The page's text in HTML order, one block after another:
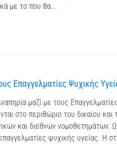
με το που θα...
Επαγγελματίες Ψυχικής
μαζί με τους
στο περιθώριο του δικαίου και
και διεθνών νομοθετημάτων.
ψυχικής υγείας. Η